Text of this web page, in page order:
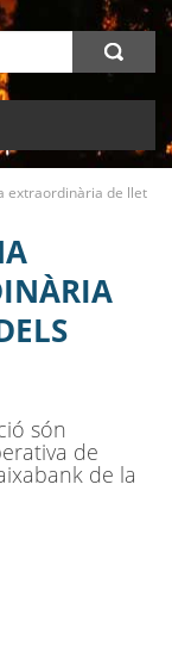
extraordinària de llet
són
de
de la